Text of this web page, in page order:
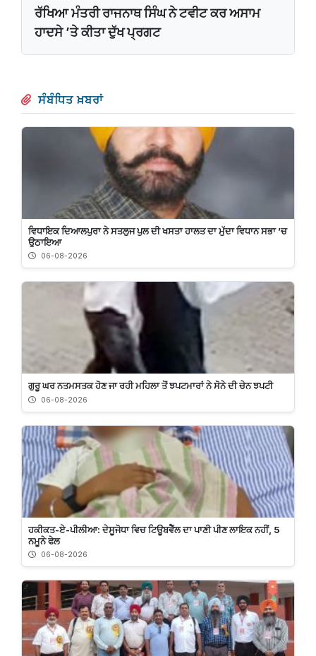
ਰੱਖਿਆ ਮੰਤਰੀ ਰਾਜਨਾਥ ਸਿੰਘ ਨੇ ਟਵੀਟ ਕਰ ਅਸਾਮ
ਹਾਦਸੇ ’ਤੇ ਕੀਤਾ ਦੁੱਖ ਪ੍ਰਗਟ
ਸੰਬੰਧਿਤ ਖ਼ਬਰਾਂ
ਵਿਧਾਇਕ ਦਿਆਲਪੁਰਾ ਨੇ ਸਤਲੁਜ ਪੁਲ ਦੀ ਖਸਤਾ ਹਾਲਤ ਦਾ ਮੁੱਦਾ ਵਿਧਾਨ ਸਭਾ ’ਚ
ਉਠਾਇਆ
06-08-2026
ਗੁਰੂ ਘਰ ਨਤਮਸਤਕ ਹੋਣ ਜਾ ਰਹੀ ਮਹਿਲਾ ਤੋਂ ਝਪਟਮਾਰਾਂ ਨੇ ਸੋਨੇ ਦੀ ਚੇਨ ਝਪਟੀ
06-08-2026
ਹਕੀਕਤ-ਏ-ਪੀਲੀਆ: ਦੇਸੂਜੋਧਾ ਵਿਚ ਟਿਊਬਵੈੱਲ ਦਾ ਪਾਣੀ ਪੀਣ ਲਾਇਕ ਨਹੀਂ, 5
ਨਮੂਨੇ ਫੇਲ
06-08-2026